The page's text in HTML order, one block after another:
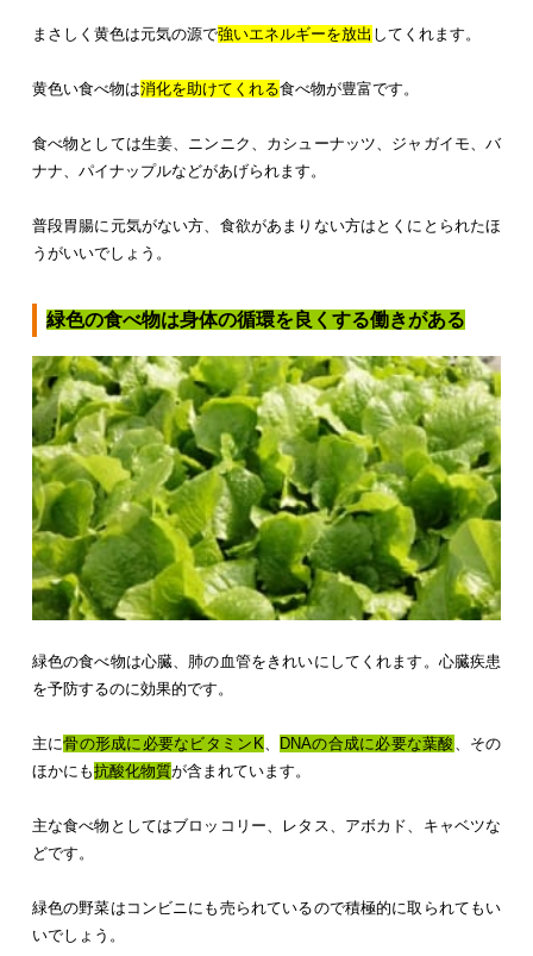
まさしく黄色は元気の源で強いエネルギーを放出 してくれます。
黄色い食べ物は消化を助けてくれる食べ物が豊富です。
食べ物としては生姜、ニンニク、カシューナッツ、ジャガイモ、バ
ナナ、パイナップルなどがあげられます。
普段胃腸に元気がない方、食欲があまりない方はとくにとられたほ
うがいいでしょう。
緑色の食べ物は身体の循環を良くする働きがある
緑色の食べ物は心臓、肺の血管をきれいにしてくれます。心臓疾患
を予防するのに効果的です。
主に骨の形成に必要なビタミンK、 DNAの合成に必要な葉酸 、その
ほかにも抗酸化物質が含まれています。
主な食べ物としてはブロッコリー、レタス、アボカド、キャベツな
どです。
緑色の野菜はコンビニにも売られているので積極的に取られてもい
いでしょう。